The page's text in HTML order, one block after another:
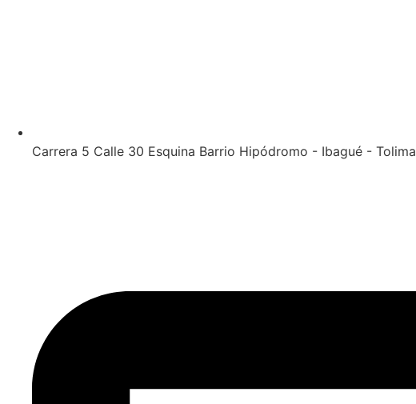
Carrera 5 Calle 30 Esquina Barrio Hipódromo - Ibagué - Tolima